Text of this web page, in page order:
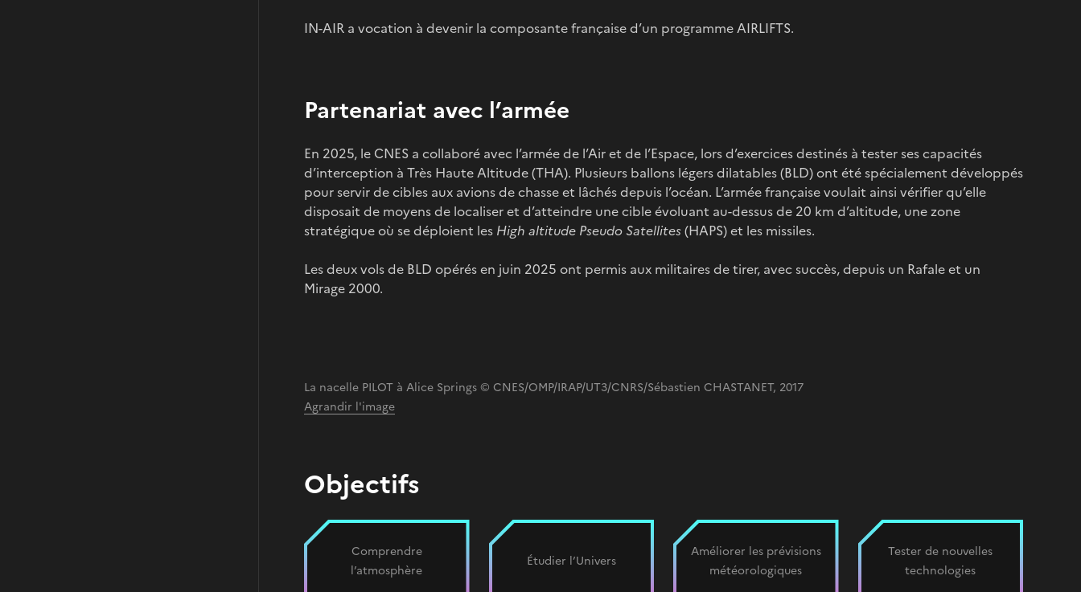
IN-AIR a vocation à devenir la composante française d’un programme AIRLIFTS.
Partenariat avec l’armée
En 2025, le CNES a collaboré avec l’armée de l’Air et de l’Espace, lors d’exercices destinés à tester ses capacités
d’interception à Très Haute Altitude (THA). Plusieurs ballons légers dilatables (BLD) ont été spécialement développés
pour servir de cibles aux avions de chasse et lâchés depuis l’océan. L’armée française voulait ainsi vérifier qu’elle
disposait de moyens de localiser et d’atteindre une cible évoluant au-dessus de 20 km d’altitude, une zone
stratégique où se déploient les High altitude Pseudo Satellites(HAPS) et les missiles.
Les deux vols de BLD opérés en juin 2025 ont permis aux militaires de tirer, avec succès, depuis un Rafale et un
Mirage 2000.
La nacelle PILOT à Alice Springs © CNES/OMP/IRAP/UT3/CNRS/Sébastien CHASTANET, 2017
Agrandir l'image
Objectifs
Comprendre
l’atmosphère
Étudier l’Univers
Améliorer les prévisions
météorologiques
Tester de nouvelles
technologies